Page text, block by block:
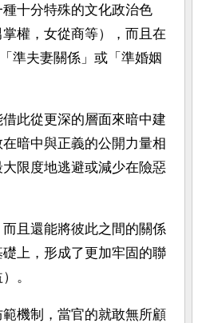
十分特殊的文化政治色
權，女從商等），而且在
準夫妻關係」或「準婚姻
此從更深的層面來暗中建
暗中與正義的公開力量相
限度地逃避或減少在險惡
且還能將彼此之間的關係
上，形成了更加牢固的聯
。
機制，當官的就敢無所顧